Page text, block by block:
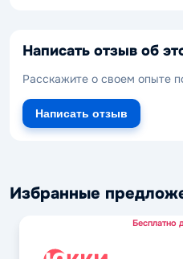
Написать отзыв об
Расскажите о своем опыте
Написать отзыв
Избранные
Бесплатно